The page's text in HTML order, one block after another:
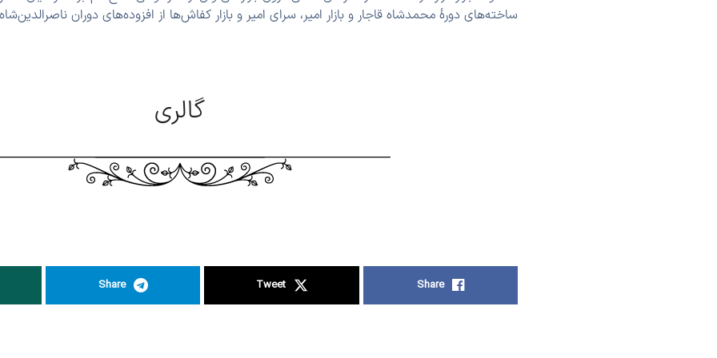
ساخته‌های دورهٔ محمدشاه قاجار و بازار امیر، سرای امیر و بازار کفاش‌ها از افزوده‌های دوران
گالری
Share
Tweet
Share